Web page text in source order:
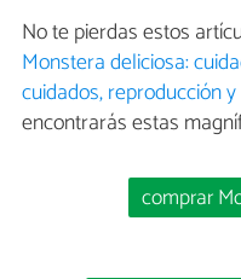
No te pierdas estos
Monstera deliciosa:
cuidados, reproducción
encontrarás estas
comprar